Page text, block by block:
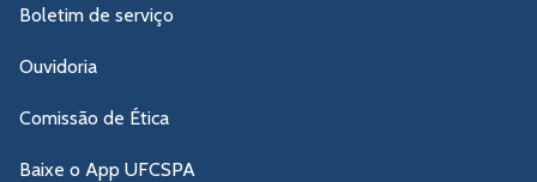
Boletim de serviço
Ouvidoria
Comissão de Ética
Baixe o App UFCSPA